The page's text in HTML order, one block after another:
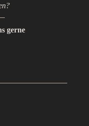
gerne